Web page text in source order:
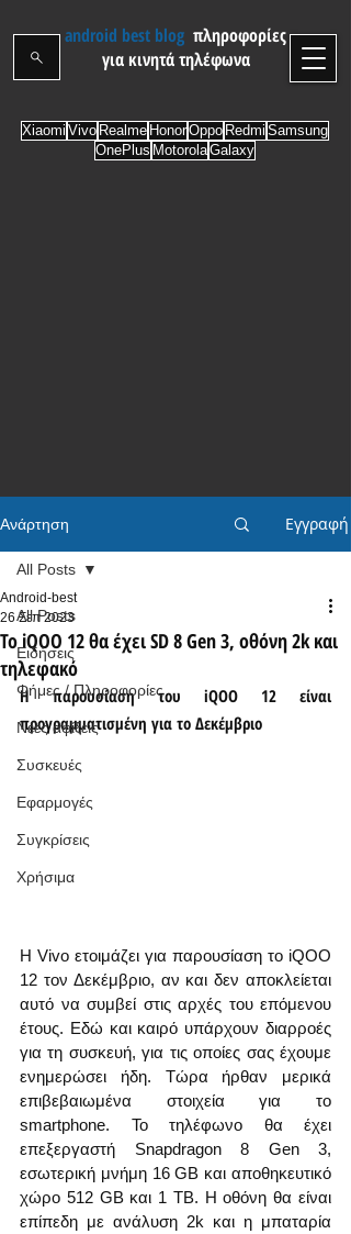
android best blog πληροφορίες
για κινητά τηλέφωνα
Xiaomi Vivo Realme HonorOppo Redmi Samsung
OnePlus MotorolaGalaxy
Ανάρτηση Εγγραφή
All Posts
Ειδήσεις
Φήμες / Πληροφορίες
Νέες αφίξεις
Συσκευές
Εφαρμογές
Συγκρίσεις
Χρήσιμα
All Posts
Το iQOO 12 θα έχει SD 8 Gen 3, οθόνη 2k και
τηλεφακό
Android-best
26 Σεπ 2023
Η παρουσίαση του iQOO 12 είναι
προγραμματισμένη για το Δεκέμβριο
Η Vivo ετοιμάζει για παρουσίαση το iQOO
12 τον Δεκέμβριο, αν και δεν αποκλείεται
αυτό να συμβεί στις αρχές του επόμενου
έτους. Εδώ και καιρό υπάρχουν διαρροές
για τη συσκευή, για τις οποίες σας έχουμε
ενημερώσει ήδη. Τώρα ήρθαν μερικά
επιβεβαιωμένα στοιχεία για το
smartphone. Το τηλέφωνο θα έχει
επεξεργαστή Snapdragon 8 Gen 3,
εσωτερική μνήμη 16 GB και αποθηκευτικό
χώρο 512 GB και 1 TB. Η οθόνη θα είναι
επίπεδη με ανάλυση 2k και η μπαταρία